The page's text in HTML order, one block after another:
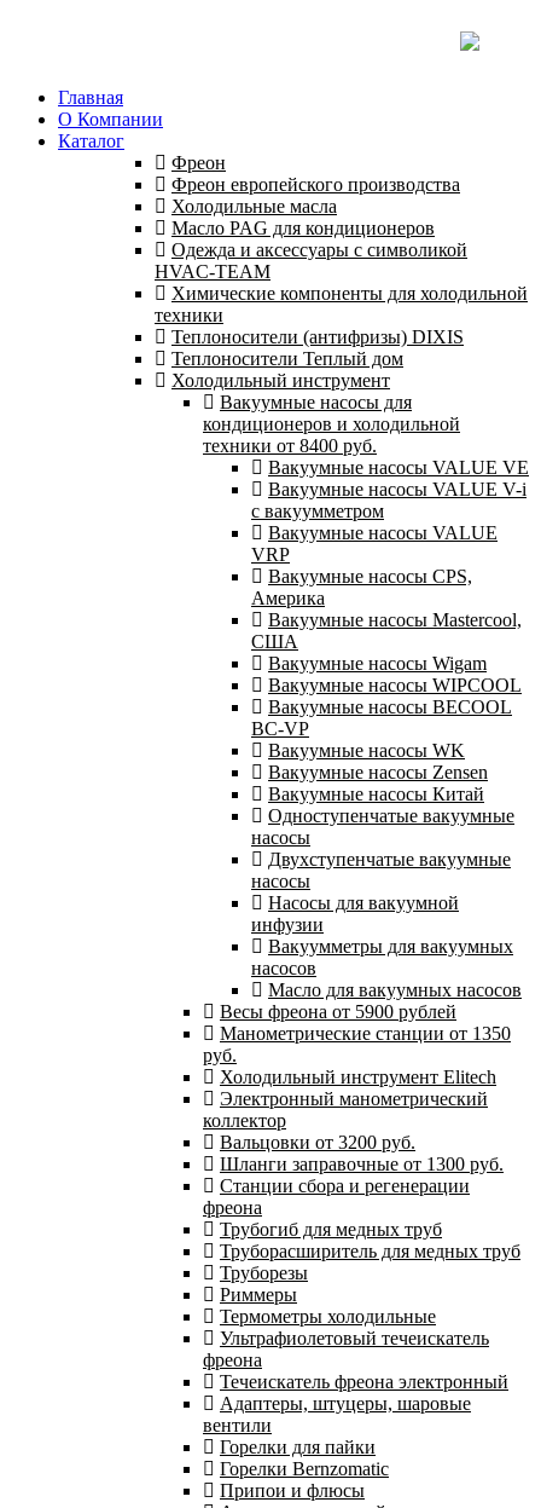
Главная
О Компании
Каталог
Фреон
Фреон европейского производства
Холодильные масла
Масло PAG для кондиционеров
Одежда и аксессуары с символикой
HVAC-TEAM
Химические компоненты для холодильной
техники
Теплоносители (антифризы) DIXIS
Теплоносители Теплый дом
Холодильный инструмент
Вакуумные насосы для
кондиционеров и холодильной
техники от 8400 руб.
Вакуумные насосы VALUE VE
Вакуумные насосы VALUE V-i
с вакуумметром
Вакуумные насосы VALUE
VRP
Вакуумные насосы CPS,
Америка
Вакуумные насосы Mastercool,
США
Вакуумные насосы Wigam
Вакуумные насосы WIPCOOL
Вакуумные насосы BECOOL
BC-VP
Вакуумные насосы WK
Вакуумные насосы Zensen
Вакуумные насосы Китай
Одноступенчатые вакуумные
насосы
Двухступенчатые вакуумные
насосы
Насосы для вакуумной
инфузии
Вакуумметры для вакуумных
насосов
Масло для вакуумных насосов
Весы фреона от 5900 рублей
Манометрические станции от 1350
руб.
Холодильный инструмент Elitech
Электронный манометрический
коллектор
Вальцовки от 3200 руб.
Шланги заправочные от 1300 руб.
Станции сбора и регенерации
фреона
Трубогиб для медных труб
Труборасширитель для медных труб
Труборезы
Риммеры
Термометры холодильные
Ультрафиолетовый течеискатель
фреона
Течеискатель фреона электронный
Адаптеры, штуцеры, шаровые
вентили
Горелки для пайки
Горелки Bernzomatic
Припои и флюсы